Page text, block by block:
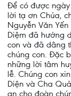
Để có được
lời tạ ơn Chúa,
Nguyễn Văn
Diệm đã hướng
con và đã dâng
chúng con. Đặc
những lời tâm
lễ. Chúng con
Diện và Cha
an cho đoàn